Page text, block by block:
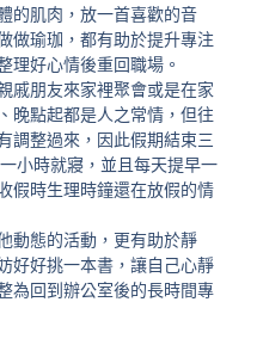
的肌肉，放一首喜歡的音
做瑜珈，都有助於提升專注
理好心情後重回職場。
戚朋友來家裡聚會或是在家
晚點起都是人之常情，但往
調整過來，因此假期結束三
小時就寢，並且每天提早一
假時生理時鐘還在放假的情
動態的活動，更有助於靜
好好挑一本書，讓自己心靜
為回到辦公室後的長時間專